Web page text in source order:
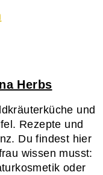
Herbs
und
Rezepte und
Du findest hier
wissen musst:
oder